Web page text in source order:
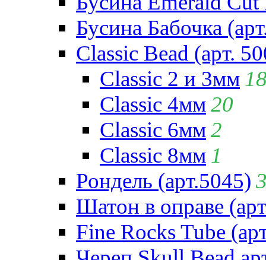
Бусина Бабочка
Classic Bead (арт.
Classic 2 и 3мм
Classic 4мм20
Classic 6мм2
Classic 8мм 1
Рондель (арт.5045)
Шатон в оправе
Fine Rocks Tube